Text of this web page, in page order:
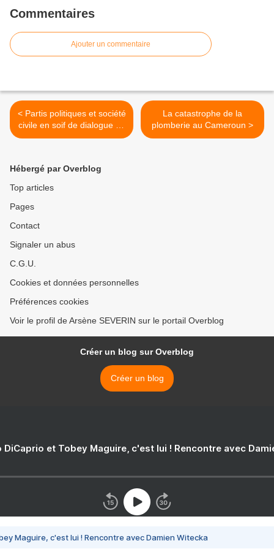
Commentaires
Ajouter un commentaire
< Partis politiques et société
civile en soif de dialogue au
Congo!
La catastrophe de la
plomberie au Cameroun >
Hébergé par Overblog
Top articles
Pages
Contact
Signaler un abus
C.G.U.
Cookies et données personnelles
Préférences cookies
Voir le profil de Arsène SEVERIN sur le portail Overblog
Créer un blog sur Overblog
Créer un blog
DiCaprio et Tobey Maguire, c'est lui ! Rencontre avec
Maguire, c'est lui ! Rencontre avec Damien Witecka